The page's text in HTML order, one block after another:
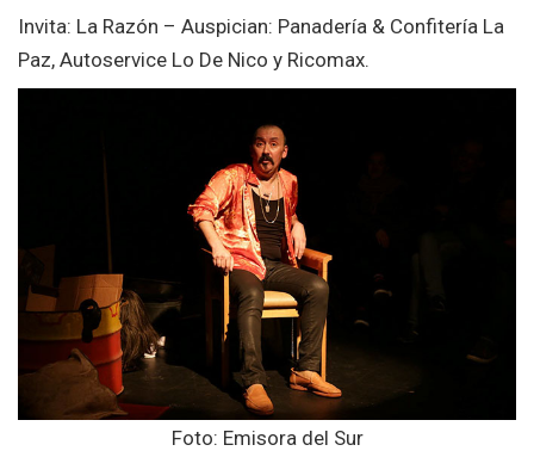
Invita: La Razón – Auspician: Panadería & Confitería La
Paz, Autoservice Lo De Nico y Ricomax.
Foto: Emisora del Sur